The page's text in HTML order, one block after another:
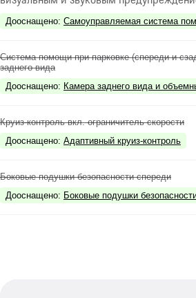
Дооснащено: Самоуправляемая система
Система помощи при парковке (спереди и
заднего вида
Дооснащено: Камера заднего вида и
Круиз-контроль вкл. ограничитель скорости
Дооснащено: Адаптивный круиз-контроль
Боковые подушки безопасности спереди
Дооснащено: Боковые подушки